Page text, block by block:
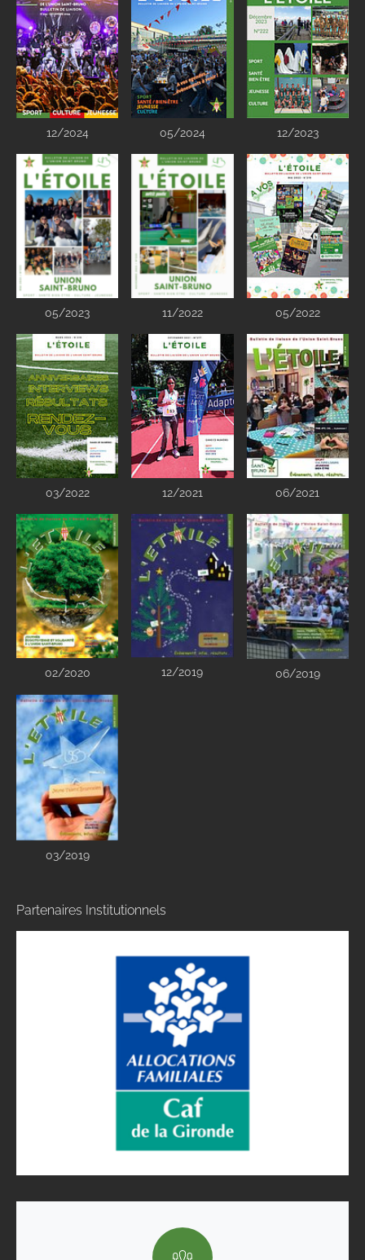
12/2024 05/2024 12/2023
05/2023 11/2022 05/2022
03/2022 12/2021 06/2021
02/2020 12/2019 06/2019
03/2019
Partenaires Institutionnels